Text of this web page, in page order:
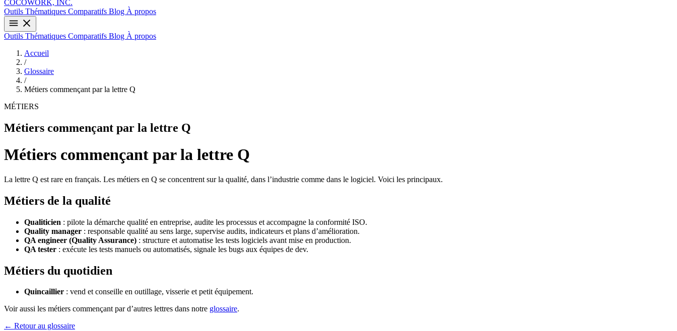
COCOWORK, INC.
Outils Thématiques Comparatifs Blog À propos
Outils Thématiques Comparatifs Blog À propos
Accueil
/
Glossaire
/
Métiers commençant par la lettre Q
MÉTIERS
Métiers commençant par la lettre Q
Métiers commençant par la lettre Q
La lettre Q est rare en français. Les métiers en Q se concentrent sur la qualité, dans l’industrie comme dans le logiciel. Voici les principaux.
Métiers de la qualité
Qualiticien : pilote la démarche qualité en entreprise, audite les processus et accompagne la conformité ISO.
Quality manager : responsable qualité au sens large, supervise audits, indicateurs et plans d’amélioration.
QA engineer (Quality Assurance) : structure et automatise les tests logiciels avant mise en production.
QA tester : exécute les tests manuels ou automatisés, signale les bugs aux équipes de dev.
Métiers du quotidien
Quincaillier : vend et conseille en outillage, visserie et petit équipement.
Voir aussi les métiers commençant par d’autres lettres dans notre glossaire.
← Retour au glossaire